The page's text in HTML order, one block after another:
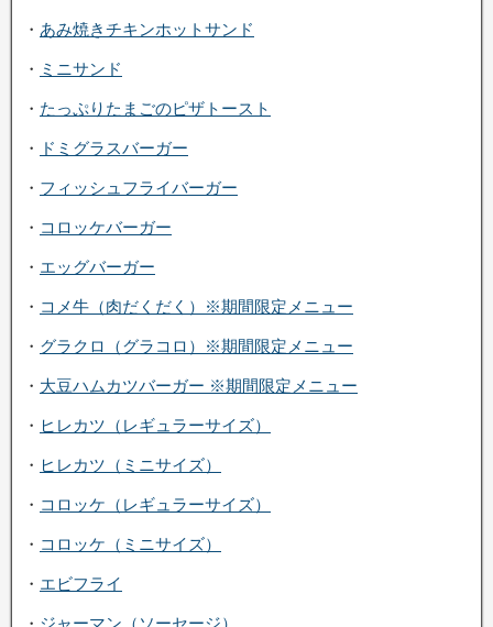
・ あみ焼きチキンホットサンド
・ ミニサンド
・ たっぷりたまごのピザトースト
・ ドミグラスバーガー
・ フィッシュフライバーガー
・ コロッケバーガー
・ エッグバーガー
・ コメ牛（肉だくだく）※期間限定メニュー
・ グラクロ（グラコロ）※期間限定メニュー
・ 大豆ハムカツバーガー ※期間限定メニュー
・ ヒレカツ（レギュラーサイズ）
・ ヒレカツ（ミニサイズ）
・ コロッケ（レギュラーサイズ）
・ コロッケ（ミニサイズ）
・ エビフライ
・ ジャーマン（ソーセージ）